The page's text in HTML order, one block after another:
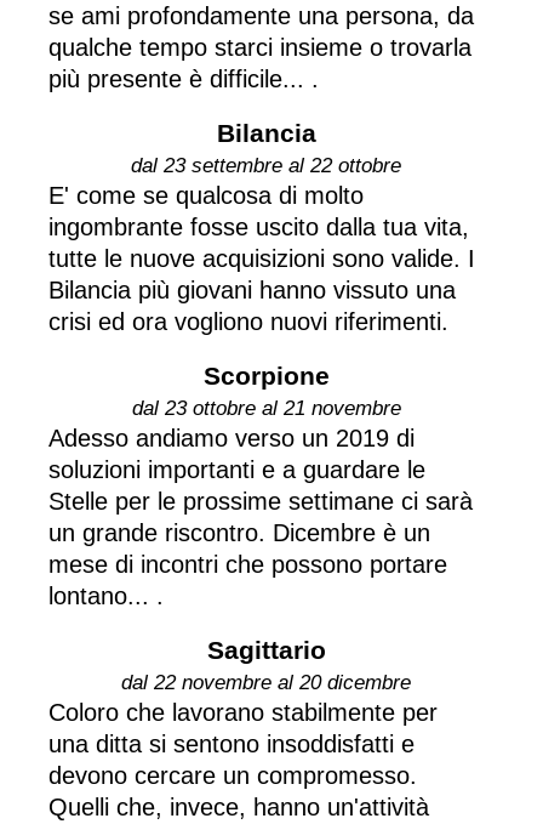
se ami profondamente una persona, da
qualche tempo starci insieme o trovarla
più presente è difficile... .
Bilancia
dal 23 settembre al 22 ottobre
E' come se qualcosa di molto
ingombrante fosse uscito dalla tua vita,
tutte le nuove acquisizioni sono valide. I
Bilancia più giovani hanno vissuto una
crisi ed ora vogliono nuovi riferimenti.
Scorpione
dal 23 ottobre al 21 novembre
Adesso andiamo verso un 2019 di
soluzioni importanti e a guardare le
Stelle per le prossime settimane ci sarà
un grande riscontro. Dicembre è un
mese di incontri che possono portare
lontano... .
Sagittario
dal 22 novembre al 20 dicembre
Coloro che lavorano stabilmente per
una ditta si sentono insoddisfatti e
devono cercare un compromesso.
Quelli che, invece, hanno un'attività